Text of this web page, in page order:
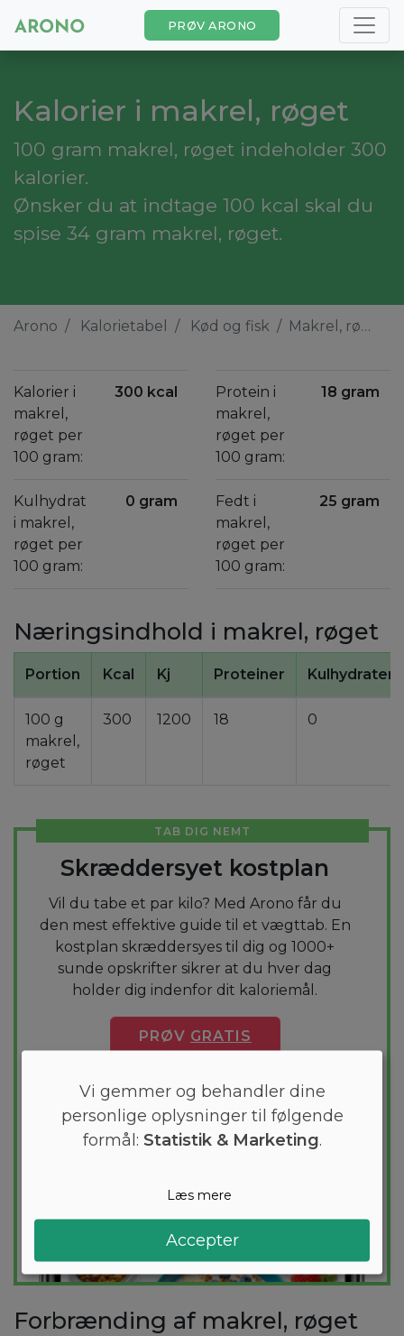
PRØV ARONO
Kalorier i makrel, røget
100 gram makrel, røget indeholder 300
kalorier.
Ønsker du at indtage 100 kcal skal du
spise 34 gram makrel, røget.
Arono Kalorietabel Kød og fisk Makrel, røget
Kalorier i
makrel,
røget per
100 gram:
300 kcal
Kulhydrat
i makrel,
røget per
100 gram:
0 gram
Protein i
makrel,
røget per
100 gram:
18 gram
Fedt i
makrel,
røget per
100 gram:
25 gram
Næringsindhold i makrel, røget
Portion Kcal Kj Proteiner Kulhydrater
100 g
makrel,
røget
300 1200 18 0
TAB DIG NEMT
Skræddersyet kostplan
Vil du tabe et par kilo? Med Arono får du
den mest effektive guide til et vægttab. En
kostplan skræddersyes til dig og 1000+
sunde opskrifter sikrer at du hver dag
holder dig indenfor dit kaloriemål.
PRØV GRATIS
Forbrænding af makrel, røget
Vi gemmer og behandler dine
personlige oplysninger til følgende
formål: Statistik & Marketing.
Læs mere
Accepter